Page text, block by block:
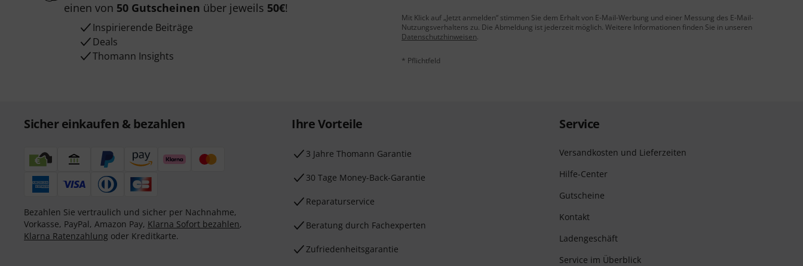
einen von 50 Gutscheinen über jeweils 50€!
Inspirierende Beiträge
Deals
Thomann Insights
Mit Klick auf „Jetzt anmelden“ stimmen Sie dem Erhalt von E-Mail-Werbung und einer Messung des E-Mail-
Nutzungsverhaltens zu. Die Abmeldung ist jederzeit möglich. Weitere Informationen finden Sie in unseren
Datenschutzhinweisen.
* Pflichtfeld
Sicher einkaufen & bezahlen
Bezahlen Sie vertraulich und sicher per Nachnahme,
Vorkasse, PayPal, Amazon Pay, Klarna Sofort bezahlen,
Klarna Ratenzahlung oder Kreditkarte.
Ihre Vorteile
3 Jahre Thomann Garantie
30 Tage Money-Back-Garantie
Reparaturservice
Beratung durch Fachexperten
Zufriedenheitsgarantie
Service
Versandkosten und Lieferzeiten
Hilfe-Center
Gutscheine
Kontakt
Ladengeschäft
Service im Überblick